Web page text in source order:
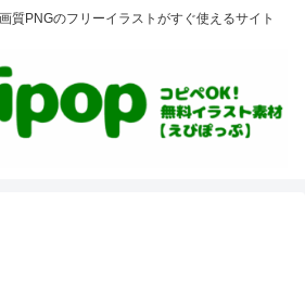
のフリーイラストがすぐ使えるサイト